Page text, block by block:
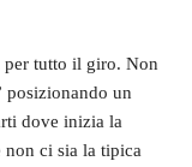
tutto il giro. Non
posizionando un
dove inizia la
non ci sia la tipica